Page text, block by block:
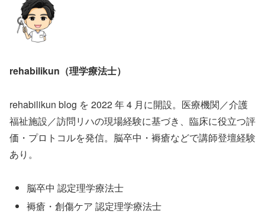
rehabilikun（理学療法士）
rehabilikun blog を 2022 年 4 月に開設。医療機関／介護
福祉施設／訪問リハの現場経験に基づき、臨床に役立つ評
価・プロトコルを発信。脳卒中・褥瘡などで講師登壇経験
あり。
脳卒中 認定理学療法士
褥瘡・創傷ケア 認定理学療法士